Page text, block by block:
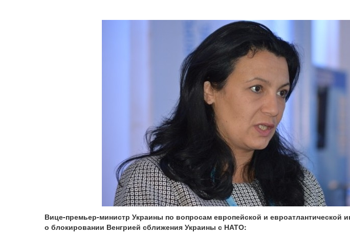
Вице-премьер-министр Украины по вопросам европейской и евроатлантической
о блокировании Венгрией сближения Украины с НАТО: